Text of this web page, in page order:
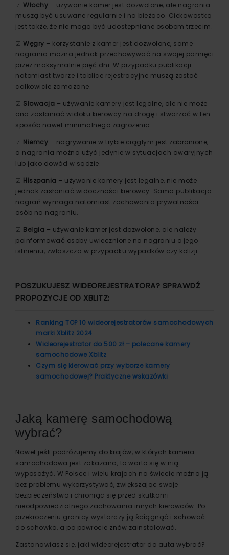
☑ Włochy – używanie kamer jest dozwolone, ale nagrania
muszą być usuwane regularnie i na bieżąco. Ciekawostką
jest także, że nie mogą być udostępniane osobom trzecim.
☑ Węgry – korzystanie z kamer jest dozwolone, same
nagrania można jednak przechowywać na swojej pamięci
przez maksymalnie pięć dni. W przypadku publikacji
natomiast twarze i tablice rejestracyjne muszą zostać
całkowicie zamazane.
☑ Słowacja – używanie kamery jest legalne, ale nie może
ona zasłaniać widoku kierowcy na drogę i stwarzać w ten
sposób nawet minimalnego zagrożenia.
☑ Niemcy – nagrywanie w trybie ciągłym jest zabronione,
a nagrania można użyć jedynie w sytuacjach awaryjnych
lub jako dowód w sądzie.
☑ Hiszpania – używanie kamery jest legalne, nie może
jednak zasłaniać widoczności kierowcy. Sama publikacja
nagrań wymaga natomiast zachowania prywatności
osób na nagraniu.
☑ Belgia – używanie kamer jest dozwolone, ale należy
poinformować osoby uwiecznione na nagraniu o jego
istnieniu, zwłaszcza w przypadku wypadków czy kolizji.
POSZUKUJESZ WIDEOREJESTRATORA? SPRAWDŹ
PROPOZYCJE OD XBLITZ:
Ranking TOP 10 wideorejestratorów samochodowych
marki Xblitz 2024
Wideorejestrator do 500 zł – polecane kamery
samochodowe Xblitz
Czym się kierować przy wyborze kamery
samochodowej? Praktyczne wskazówki
Jaką kamerę samochodową
wybrać?
Nawet jeśli podróżujemy do krajów, w których kamera
samochodowa jest zakazana, to warto się w nią
wyposażyć. W Polsce i wielu krajach na świecie można ją
bez problemu wykorzystywać, zwiększając swoje
bezpieczeństwo i chroniąc się przed skutkami
nieodpowiedzialnego zachowania innych kierowców. Po
przekroczeniu granicy wystarczy ją ściągnąć i schować
do schowka, a po powrocie znów zainstalować.
Zastanawiasz się, jaki wideorejestrator do auta wybrać?